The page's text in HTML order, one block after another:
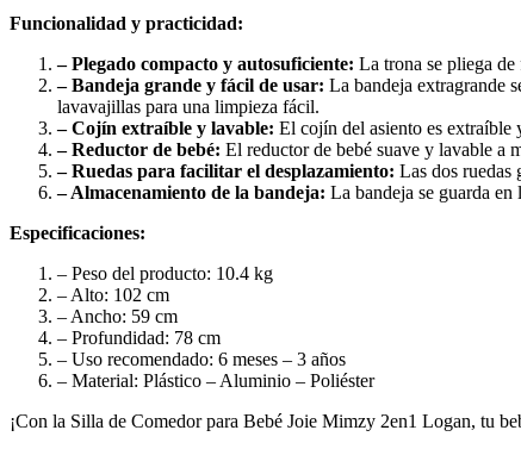
Funcionalidad y practicidad:
– Plegado compacto y autosuficiente: La trona se pliega de
– Bandeja grande y fácil de usar: La bandeja extragrande
lavavajillas para una limpieza fácil.
– Cojín extraíble y lavable: El cojín del asiento es extraíble
– Reductor de bebé: El reductor de bebé suave y lavable a
– Ruedas para facilitar el desplazamiento: Las dos ruedas
– Almacenamiento de la bandeja: La bandeja se guarda en
Especificaciones:
– Peso del producto: 10.4 kg
– Alto: 102 cm
– Ancho: 59 cm
– Profundidad: 78 cm
– Uso recomendado: 6 meses – 3 años
– Material: Plástico – Aluminio – Poliéster
¡Con la Silla de Comedor para Bebé Joie Mimzy 2en1 Logan, tu